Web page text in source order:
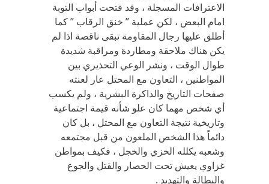
الاعترافات المسجلة ، وقد فتحت أبواب التوبة
امام البعض ، لكن عملية ” خنق الرقاب ” كما
أطلق عليها رجال المقاومة تبقى ناقصة اذا لم
يكن هناك ملاحقة ومطاردة ومراقبة شديدة
طوال الوقت ، ونشر الوعي التحذيري بين
المواطنين ، التعاون مع المحتل عار لعنته
صفحات التاريخ والذاكرة البشرية ، ولم يكسب
أي شخص مهما كان علو شأنه قيمة اجتماعية
وتاريخية نتيجة التعاون مع المحتل ، بل كان
دائماً هذا الشخص الملعون من قبل مجتمعه
وشعبه يكلله الخزي والخجل ، فكيف بمواطن
غزاوي يعيش تحت الحصار والقتل والجوع
والبطالة والتهديد .